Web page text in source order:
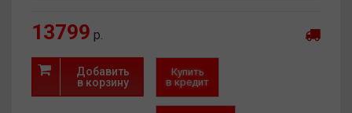
13799 р.
Добавить
в корзину
Купить
в кредит